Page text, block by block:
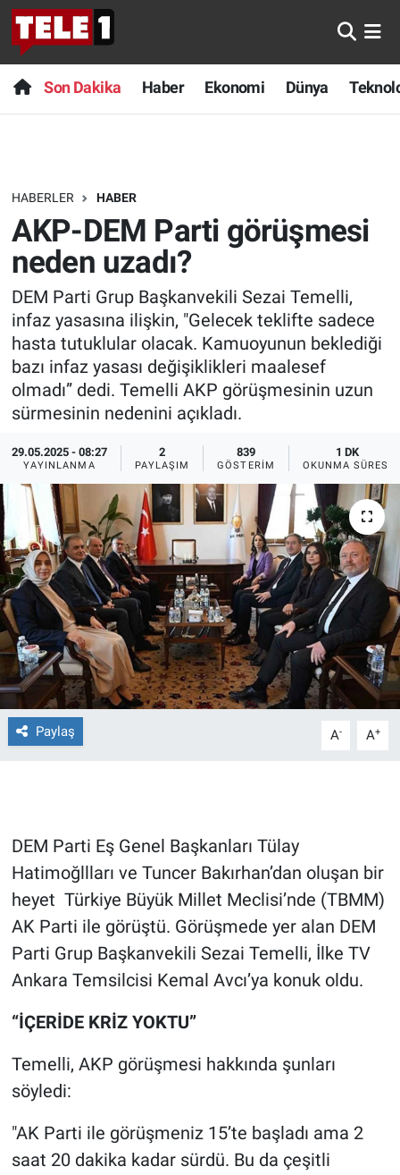
Son Dakika Haber Ekonomi Dünya
HABERLER HABER
AKP-DEM Parti görüşmesi
neden uzadı?
DEM Parti Grup Başkanvekili Sezai Temelli,
infaz yasasına ilişkin, "Gelecek teklifte sadece
hasta tutuklular olacak. Kamuoyunun beklediği
bazı infaz yasası değişiklikleri maalesef
olmadı” dedi. Temelli AKP görüşmesinin uzun
sürmesinin nedenini açıkladı.
29.05.2025 - 08:27
YAYINLANMA
2
PAYLAŞIM
839
GÖSTERIM
1 DK
OKUNMA SÜRESI
Paylaş A- A+
DEM Parti Eş Genel Başkanları Tülay
Hatimoğllları ve Tuncer Bakırhan’dan oluşan bir
heyet Türkiye Büyük Millet Meclisi’nde (TBMM)
AK Parti ile görüştü. Görüşmede yer alan DEM
Parti Grup Başkanvekili Sezai Temelli, İlke TV
Ankara Temsilcisi Kemal Avcı’ya konuk oldu.
“İÇERİDE KRİZ YOKTU”
Temelli, AKP görüşmesi hakkında şunları
söyledi:
"AK Parti ile görüşmeniz 15’te başladı ama 2
saat 20 dakika kadar sürdü. Bu da çeşitli
Anında Manşet
Başka Sohbetler
Bilim turu
Bilim ve Teknoloji Evreni
Doğa Konuşuyor
Dünya
Ege Saati
Eğlence
Ekonomi
Forum
Gerçeğin İzinde
Gün Başlıyor
Gündem Özel
Günün görüntüsü
Haber
İlan
Kimdir
Koronavirüs
Ne demişti
Son Dakika
Haber
Dünya
Teknoloji
Sağlık
Spor
Yayın Akışı
Nöbetçi Eczaneler
Hava Durumu
Trafik Durumu
Süper Lig Puan Durumu ve Fikstür
Tüm Manşetler
Son Dakika Haberleri
Haber Arşivi